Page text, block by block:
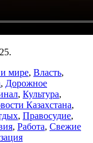
мире, Власть,
, Дорожное
, Культура,
Казахстана,
, Правосудие,
, Работа, Свежие